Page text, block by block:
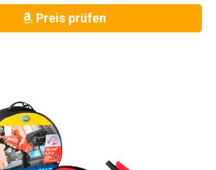
Preis prüfen